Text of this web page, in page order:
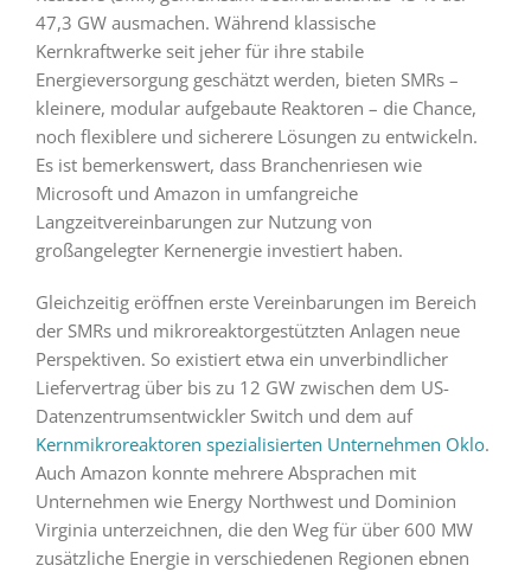
47,3 GW ausmachen. Während klassische
Kernkraftwerke seit jeher für ihre stabile
Energieversorgung geschätzt werden, bieten SMRs –
kleinere, modular aufgebaute Reaktoren – die Chance,
noch flexiblere und sicherere Lösungen zu entwickeln.
Es ist bemerkenswert, dass Branchenriesen wie
Microsoft und Amazon in umfangreiche
Langzeitvereinbarungen zur Nutzung von
großangelegter Kernenergie investiert haben.
Gleichzeitig eröffnen erste Vereinbarungen im Bereich
der SMRs und mikroreaktorgestützten Anlagen neue
Perspektiven. So existiert etwa ein unverbindlicher
Liefervertrag über bis zu 12 GW zwischen dem US-
Datenzentrumsentwickler Switch und dem auf
Kernmikroreaktoren spezialisierten Unternehmen Oklo.
Auch Amazon konnte mehrere Absprachen mit
Unternehmen wie Energy Northwest und Dominion
Virginia unterzeichnen, die den Weg für über 600 MW
zusätzliche Energie in verschiedenen Regionen ebnen